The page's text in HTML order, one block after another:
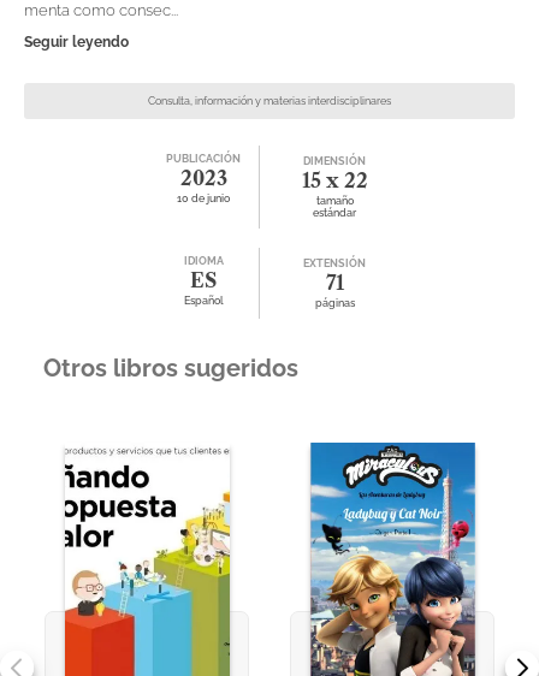
menta como consec...
Seguir leyendo
Consulta, información y materias interdisciplinares
PUBLICACIÓN
2023
10 de junio
DIMENSIÓN
15 x 22
tamaño
estándar
IDIOMA
ES
Español
EXTENSIÓN
71
páginas
Otros libros sugeridos